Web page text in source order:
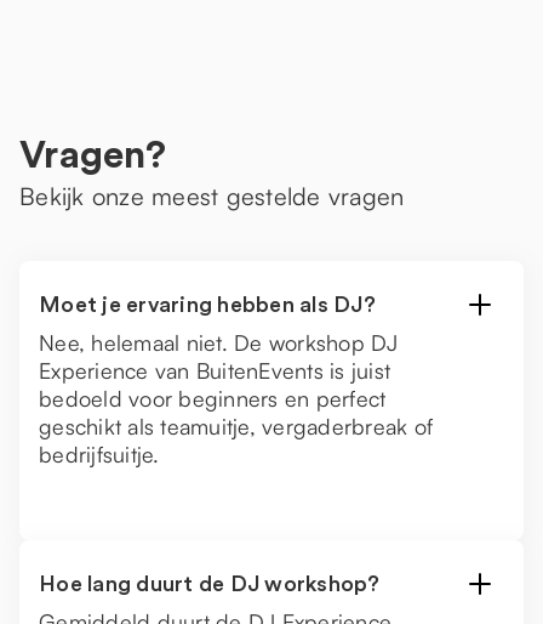
Vragen?
Bekijk onze meest gestelde vragen
Moet je ervaring hebben als DJ?
Nee, helemaal niet. De workshop DJ
Experience van BuitenEvents is juist
bedoeld voor beginners en perfect
geschikt als teamuitje, vergaderbreak of
bedrijfsuitje.
Hoe lang duurt de DJ workshop?